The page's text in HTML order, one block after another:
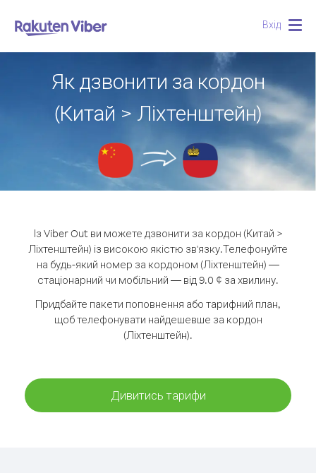
Вхід
Як дзвонити за кордон
(Китай > Ліхтенштейн)
Із Viber Out ви можете дзвонити за кордон (Китай >
Ліхтенштейн) із високою якістю зв'язку.Телефонуйте
на будь-який номер за кордоном (Ліхтенштейн) —
стаціонарний чи мобільний — від 9.0 ¢ за хвилину.
Придбайте пакети поповнення або тарифний план,
щоб телефонувати найдешевше за кордон
(Ліхтенштейн).
Дивитись тарифи